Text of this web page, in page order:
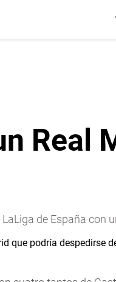
Real
de España con